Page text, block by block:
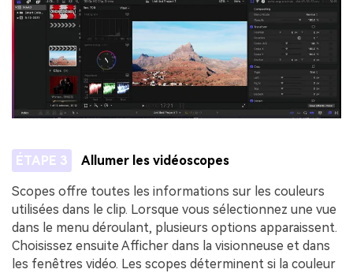
ÉTAPE 3 Allumer les vidéoscopes
Scopes offre toutes les informations sur les couleurs
utilisées dans le clip. Lorsque vous sélectionnez une vue
dans le menu déroulant, plusieurs options apparaissent.
Choisissez ensuite Afficher dans la visionneuse et dans
les fenêtres vidéo. Les scopes déterminent si la couleur